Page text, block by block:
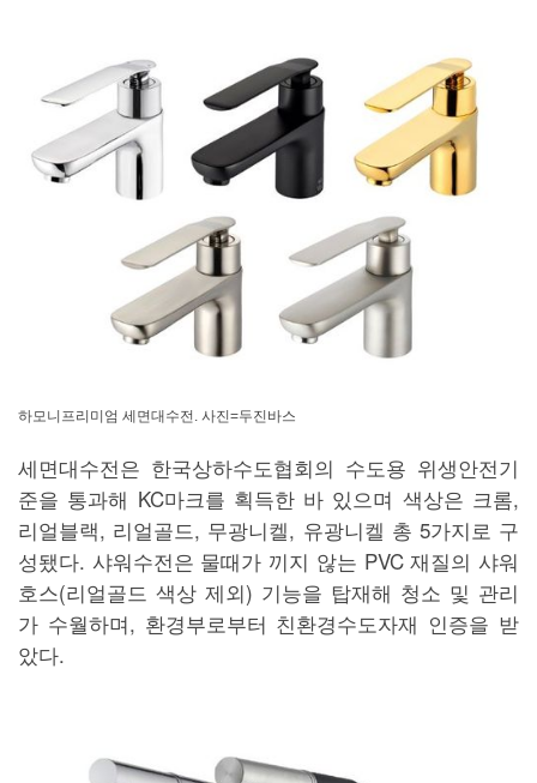
하모니프리미엄 세면대수전. 사진=두진바스
세면대수전은 한국상하수도협회의 수도용 위생안전기
준을 통과해 KC마크를 획득한 바 있으며 색상은 크롬,
리얼블랙, 리얼골드, 무광니켈, 유광니켈 총 5가지로 구
성됐다. 샤워수전은 물때가 끼지 않는 PVC 재질의 샤워
호스(리얼골드 색상 제외) 기능을 탑재해 청소 및 관리
가 수월하며, 환경부로부터 친환경수도자재 인증을 받
았다.